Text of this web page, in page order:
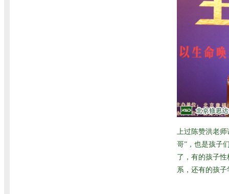
上过陈赞洪老师
哥”，也是孩子
了，有的孩子
系，还有的孩